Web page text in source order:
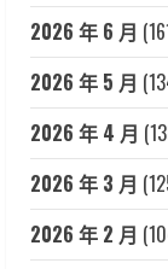
2026 年 6 月
2026 年 5 月
2026 年 4 月
2026 年 3 月
2026 年 2 月